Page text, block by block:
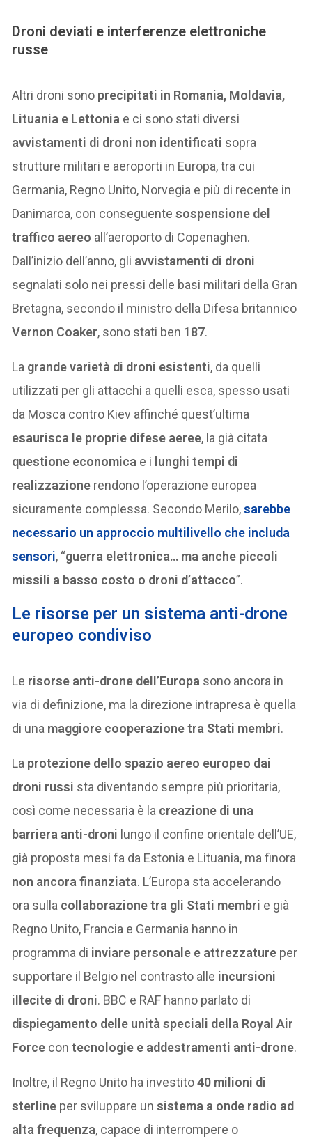
Droni deviati e interferenze elettroniche
russe
Altri droni sono precipitati in Romania, Moldavia,
Lituania e Lettonia e ci sono stati diversi
avvistamenti di droni non identificati sopra
strutture militari e aeroporti in Europa, tra cui
Germania, Regno Unito, Norvegia e più di recente in
Danimarca, con conseguentesospensione del
traffico aereo all’aeroporto di Copenaghen.
Dall’inizio dell’anno, gli avvistamenti di droni
segnalati solo nei pressi delle basi militari della Gran
Bretagna, secondo il ministro della Difesa britannico
Vernon Coaker, sono stati ben 187.
La grande varietà di droni esistenti, da quelli
utilizzati per gli attacchi a quelli esca, spesso usati
da Mosca contro Kiev affinché quest’ultima
esaurisca le proprie difese aeree, la già citata
questione economica e i lunghi tempi di
realizzazione rendono l’operazione europea
sicuramente complessa. Secondo Merilo,sarebbe
necessario un approccio multilivello che includa
sensori, “guerra elettronica… ma anche piccoli
missili a basso costo o droni d’attacco”.
Le risorse per un sistema anti-drone
europeo condiviso
Le risorse anti-drone dell’Europa sono ancora in
via di definizione, ma la direzione intrapresa è quella
di una maggiore cooperazione tra Stati membri.
La protezione dello spazio aereo europeo dai
droni russi sta diventando sempre più prioritaria,
così come necessaria è la creazione di una
barriera anti-droni lungo il confine orientale dell’UE,
già proposta mesi fa da Estonia e Lituania, ma finora
non ancora finanziata. L’Europa sta accelerando
ora sulla collaborazione tra gli Stati membri e già
Regno Unito, Francia e Germania hanno in
programma di inviare personale e attrezzature per
supportare il Belgio nel contrasto alle incursioni
illecite di droni. BBC e RAF hanno parlato di
dispiegamento delle unità speciali della Royal Air
Force contecnologie e addestramenti anti-drone.
Inoltre, il Regno Unito ha investito40 milioni di
sterline per sviluppare unsistema a onde radio ad
alta frequenza, capace di interrompere o